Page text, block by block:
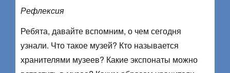
Рефлексия
Ребята, давайте вспомним, о чем сегодня
узнали. Что такое музей? Кто называется
хранителями музеев? Какие экспонаты можно